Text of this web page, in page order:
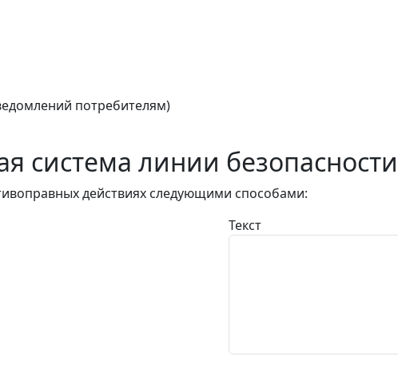
потребителям)
система линии безопасности
действиях следующими способами:
Текст